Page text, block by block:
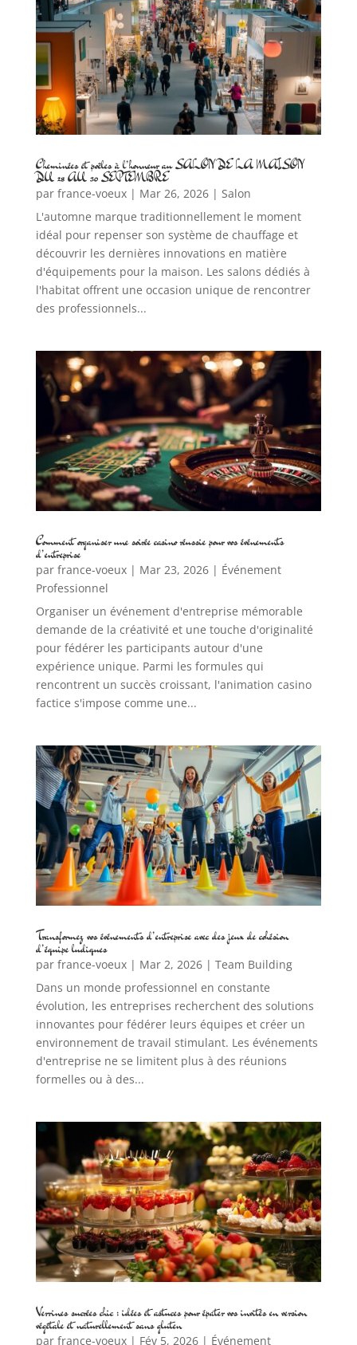
Cheminées et poêles à l’honneur au SALON DE LA MAISON
DU 28 AU 30 SEPTEMBRE
par france-voeux| Mar 26, 2026| Salon
L'automne marque traditionnellement le moment
idéal pour repenser son système de chauffage et
découvrir les dernières innovations en matière
d'équipements pour la maison. Les salons dédiés à
l'habitat offrent une occasion unique de rencontrer
des professionnels...
Comment organiser une soirée casino réussie pour vos événements
d’entreprise
par france-voeux| Mar 23, 2026| Événement
Professionnel
Organiser un événement d'entreprise mémorable
demande de la créativité et une touche d'originalité
pour fédérer les participants autour d'une
expérience unique. Parmi les formules qui
rencontrent un succès croissant, l'animation casino
factice s'impose comme une...
Transformez vos événements d’entreprise avec des jeux de cohésion
d’équipe ludiques
par france-voeux| Mar 2, 2026| Team Building
Dans un monde professionnel en constante
évolution, les entreprises recherchent des solutions
innovantes pour fédérer leurs équipes et créer un
environnement de travail stimulant. Les événements
d'entreprise ne se limitent plus à des réunions
formelles ou à des...
Verrines sucrées chic : idées et astuces pour épater vos invités en version
végétale et naturellement sans gluten
par france-voeux| Fév 5, 2026| Événement